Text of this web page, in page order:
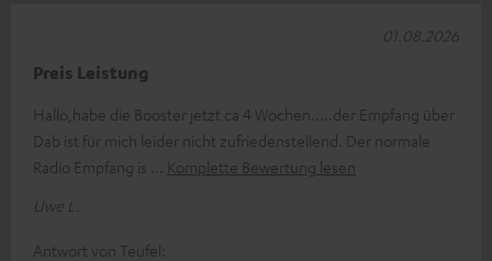
Preis Leistung
Hallo,habe die Booster jetzt ca 4 Wochen.....der Empfang über
Dab ist für mich leider nicht zufriedenstellend. Der normale
Radio Empfang is
Komplette Bewertung lesen
Uwe L.
01.08.2026
Antwort von Teufel: